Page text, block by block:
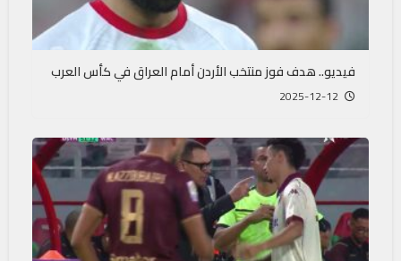
فيديو.. هدف فوز منتخب الأردن أمام العراق في كأس العرب